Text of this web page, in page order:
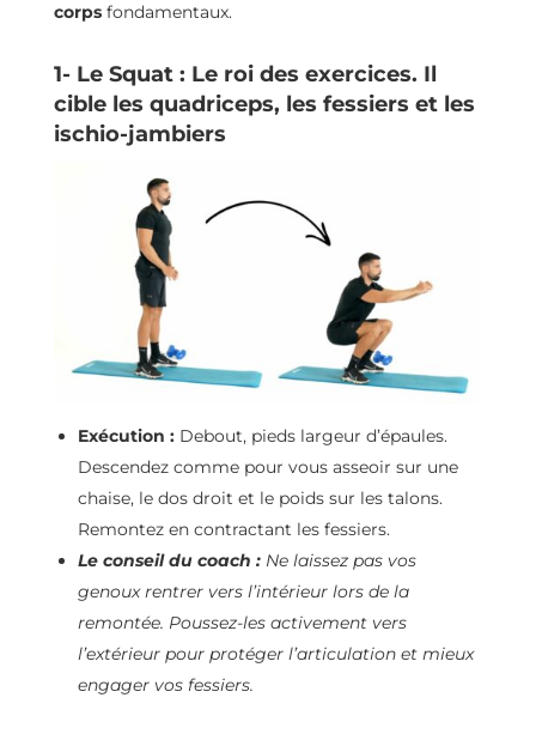
corpsfondamentaux.
1- Le Squat : Le roi des exercices. Il
cible les quadriceps, les fessiers et les
ischio-jambiers
Exécution :Debout, pieds largeur d’épaules.
Descendez comme pour vous asseoir sur une
chaise, le dos droit et le poids sur les talons.
Remontez en contractant les fessiers.
Le conseil du coach :Ne laissez pas vos
genoux rentrer vers l’intérieur lors de la
remontée. Poussez-les activement vers
l’extérieur pour protéger l’articulation et mieux
engager vos fessiers.